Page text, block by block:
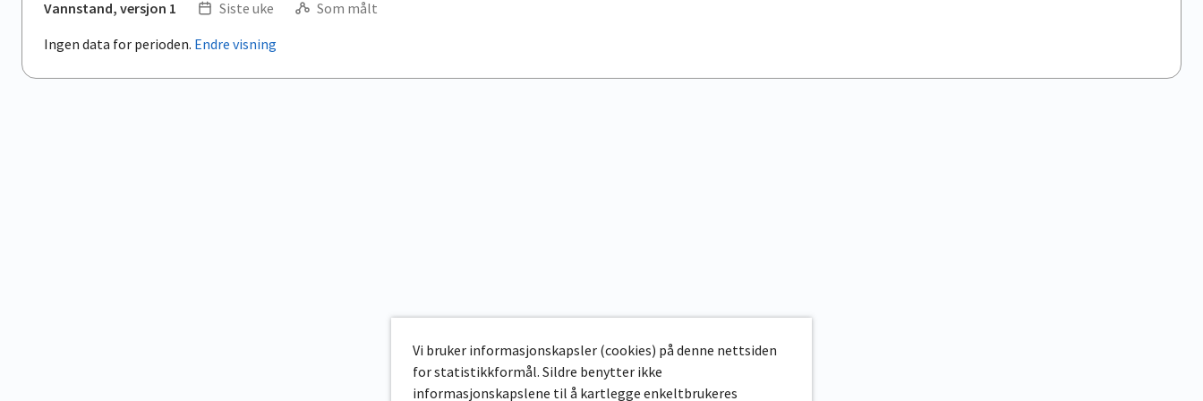
Vannstand, versjon 1 Siste uke
Som målt
Ingen data for perioden. Endre visning
Vi bruker informasjonskapsler (cookies) på denne nettsiden
for statistikkformål. Sildre benytter ikke
informasjonskapslene til å kartlegge enkeltbrukeres